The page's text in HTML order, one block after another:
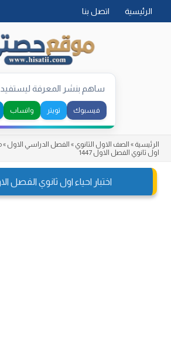
الرئيسية اتصل بنا
ساهم بنشر المعرفة ليستفيد
فيسبوك تويتر واتساب
الرئيسية » الصف الاول الثانوي » الفصل الدراسي الاول »
اول ثانوي الفصل الاول 1447
اختبار احياء اول ثانوي الفصل الاول